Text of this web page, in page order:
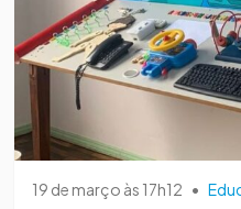
19 de março às 17h12 •